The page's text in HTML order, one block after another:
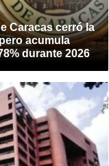
Caracas cerró la
acumula
durante 2026